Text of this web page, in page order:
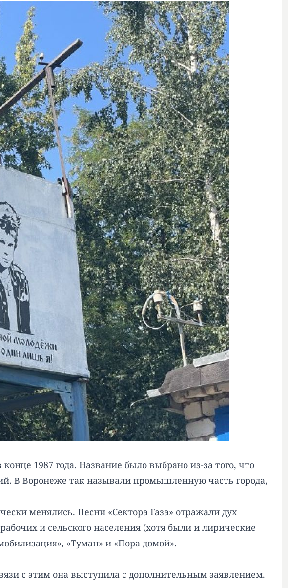
1987 года. Название было выбрано из-за того, что
В Воронеже так называли промышленную часть города,
менялись. Песни «Сектора Газа» отражали дух
и сельского населения (хотя были и лирические
«Туман» и «Пора домой».
с этим она выступила с дополнительным заявлением.